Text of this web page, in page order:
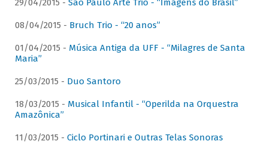
29/04/2015 - São Paulo Arte Trio - “Imagens do Brasil”
08/04/2015 - Bruch Trio - “20 anos”
01/04/2015 - Música Antiga da UFF - “Milagres de Santa
Maria”
25/03/2015 - Duo Santoro
18/03/2015 - Musical Infantil - “Operilda na Orquestra
Amazônica”
11/03/2015 - Ciclo Portinari e Outras Telas Sonoras